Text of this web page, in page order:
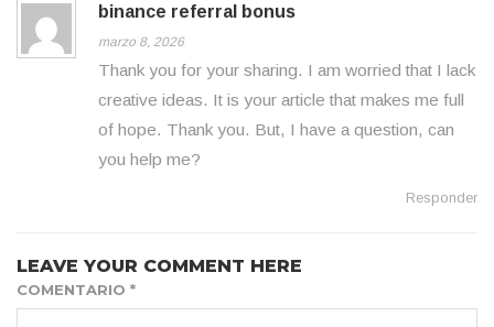
binance referral bonus
marzo 8, 2026
Thank you for your sharing. I am worried that I lack
creative ideas. It is your article that makes me full
of hope. Thank you. But, I have a question, can
you help me?
Responder
LEAVE YOUR COMMENT HERE
COMENTARIO *